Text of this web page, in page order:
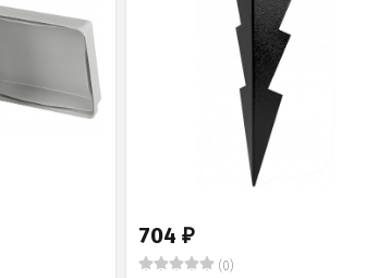
704 ₽
(0)